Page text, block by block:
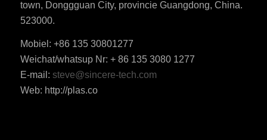
town, Donggguan City, provincie Guangdong, China.
523000.
Mobiel: +86 135 30801277
Weichat/whatsup Nr: + 86 135 3080 1277
E-mail: steve@sincere-tech.com
Web: http://plas.co
RO
ES_MX